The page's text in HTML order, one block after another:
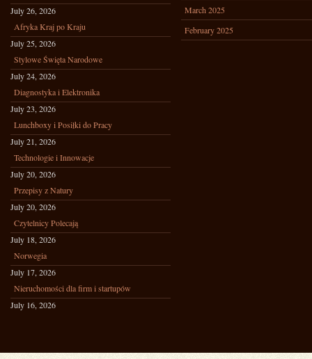
July 26, 2026
Afryka Kraj po Kraju
July 25, 2026
Stylowe Święta Narodowe
July 24, 2026
Diagnostyka i Elektronika
July 23, 2026
Lunchboxy i Posiłki do Pracy
July 21, 2026
Technologie i Innowacje
July 20, 2026
Przepisy z Natury
July 20, 2026
Czytelnicy Polecają
July 18, 2026
Norwegia
July 17, 2026
Nieruchomości dla firm i startupów
July 16, 2026
March 2025
February 2025